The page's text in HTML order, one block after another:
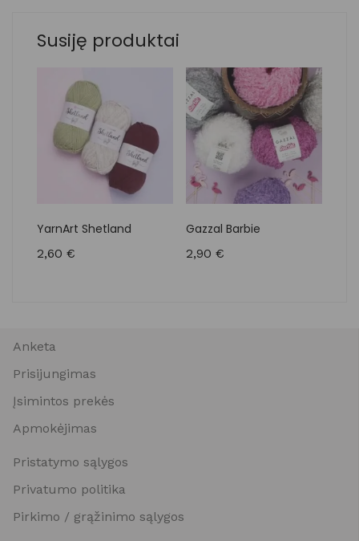
Susiję produktai
YarnArt Shetland
2,60 €
Gazzal Barbie
2,90 €
Anketa
Prisijungimas
Įsimintos prekės
Apmokėjimas
Pristatymo sąlygos
Privatumo politika
Pirkimo / grąžinimo sąlygos